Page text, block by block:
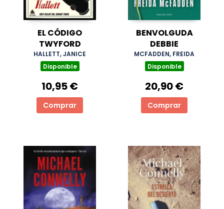
EL CÓDIGO
TWYFORD
HALLETT, JANICE
Disponible
10,95 €
Comprar
BENVOLGUDA
DEBBIE
MCFADDEN, FREIDA
Disponible
20,90 €
Comprar